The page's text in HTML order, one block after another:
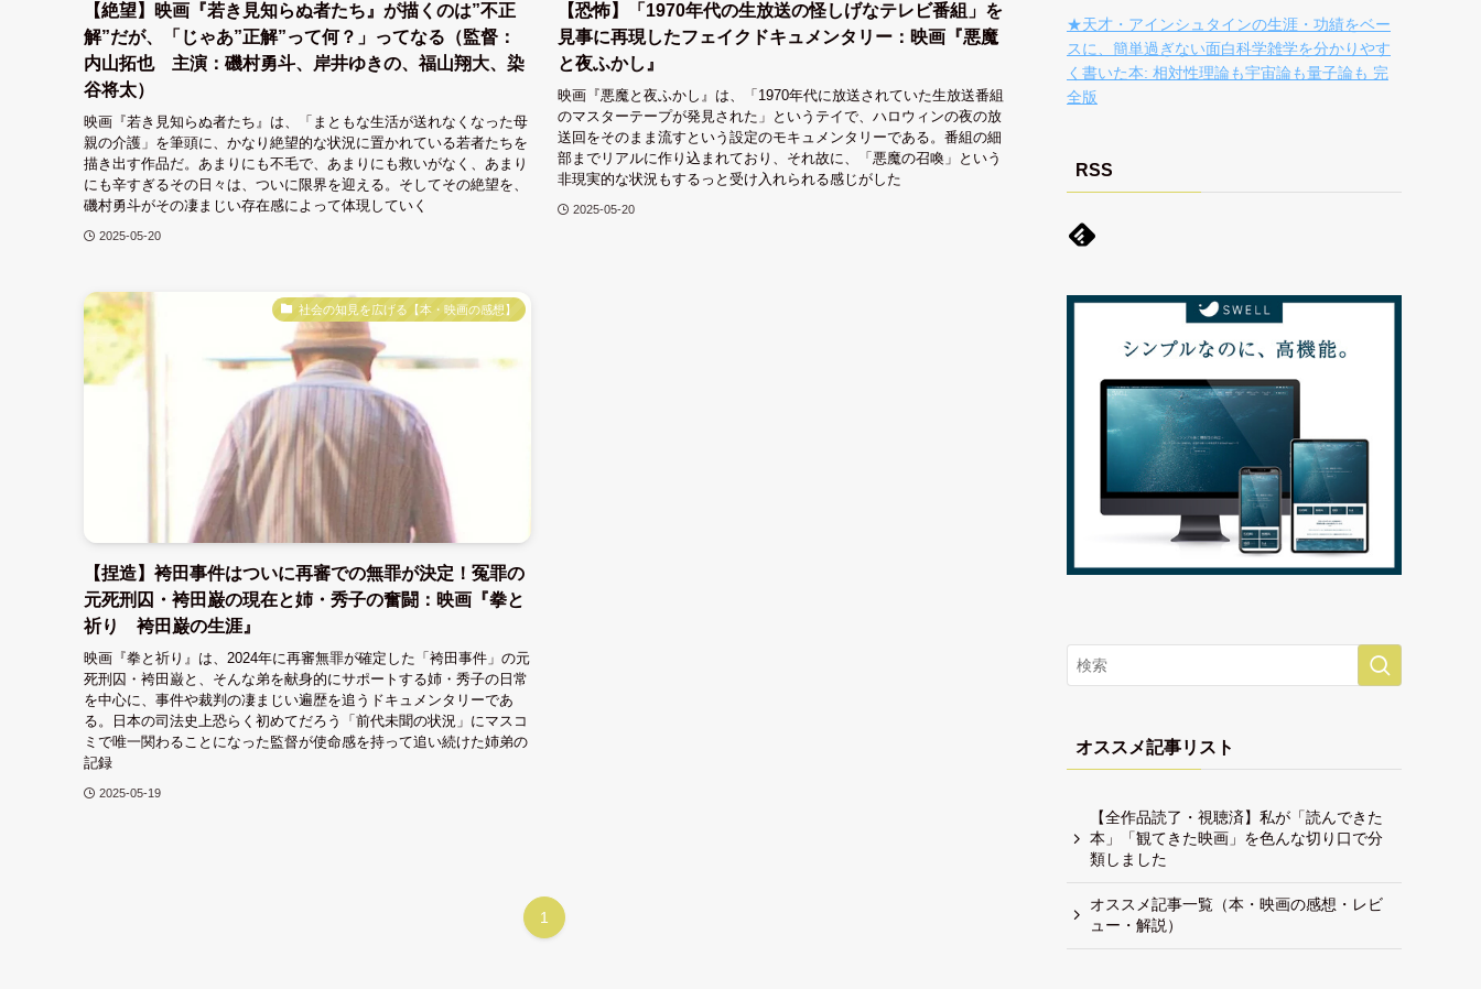
【絶望】映画『若き見知らぬ者たち』が描くのは”不正
解”だが、「じゃあ”正解”って何？」ってなる（監督：
内山拓也 主演：磯村勇斗、岸井ゆきの、福山翔大、染
谷将太）
映画『若き見知らぬ者たち』は、「まともな生活が送れなくなった母
親の介護」を筆頭に、かなり絶望的な状況に置かれている若者たちを
描き出す作品だ。あまりにも不毛で、あまりにも救いがなく、あまり
にも辛すぎるその日々は、ついに限界を迎える。そしてその絶望を、
磯村勇斗がその凄まじい存在感によって体現していく
2025-05-20
【恐怖】「1970年代の生放送の怪しげなテレビ番組」を
見事に再現したフェイクドキュメンタリー：映画『悪魔
と夜ふかし』
映画『悪魔と夜ふかし』は、「1970年代に放送されていた生放送番組
のマスターテープが発見された」というテイで、ハロウィンの夜の放
送回をそのまま流すという設定のモキュメンタリーである。番組の細
部までリアルに作り込まれており、それ故に、「悪魔の召喚」という
非現実的な状況もするっと受け入れられる感じがした
2025-05-20
社会の知見を広げる【本・映画の感想】
【捏造】袴田事件はついに再審での無罪が決定！冤罪の
元死刑囚・袴田巌の現在と姉・秀子の奮闘：映画『拳と
祈り 袴田巌の生涯』
映画『拳と祈り』は、2024年に再審無罪が確定した「袴田事件」の元
死刑囚・袴田巌と、そんな弟を献身的にサポートする姉・秀子の日常
を中心に、事件や裁判の凄まじい遍歴を追うドキュメンタリーであ
る。日本の司法史上恐らく初めてだろう「前代未聞の状況」にマスコ
ミで唯一関わることになった監督が使命感を持って追い続けた姉弟の
記録
2025-05-19
1
★天才・アインシュタインの生涯・功績をベー
スに、簡単過ぎない面白科学雑学を分かりやす
く書いた本: 相対性理論も宇宙論も量子論も 完
全版
RSS
オススメ記事リスト
【全作品読了・視聴済】私が「読んできた
本」「観てきた映画」を色んな切り口で分
類しました
オススメ記事一覧（本・映画の感想・レビ
ュー・解説）